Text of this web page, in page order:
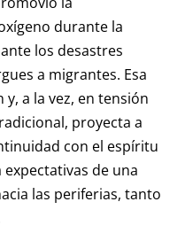
durante la
los desastres
a migrantes. Esa
a la vez, en tensión
proyecta a
con el espíritu
de una
las periferias, tanto